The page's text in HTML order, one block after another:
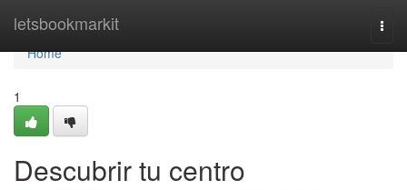
letsbookmarkit
Home
Home
1
Descubrir tu centro